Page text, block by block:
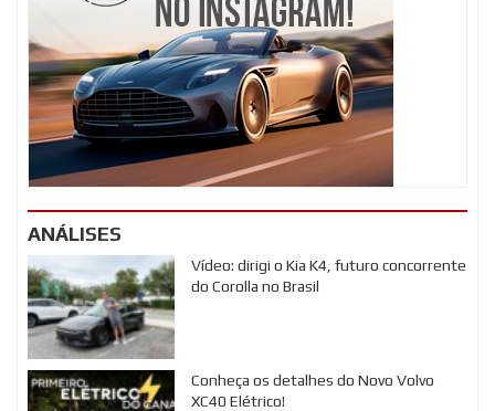
ANÁLISES
Vídeo: dirigi o Kia K4, futuro concorrente
do Corolla no Brasil
Conheça os detalhes do Novo Volvo
XC40 Elétrico!